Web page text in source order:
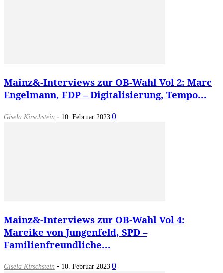
Mainz&-Interviews zur OB-Wahl Vol 2: Marc
Engelmann, FDP – Digitalisierung, Tempo...
Gisela Kirschstein - 10. Februar 2023 0
Mainz&-Interviews zur OB-Wahl Vol 4:
Mareike von Jungenfeld, SPD –
Familienfreundliche...
Gisela Kirschstein - 10. Februar 2023 0